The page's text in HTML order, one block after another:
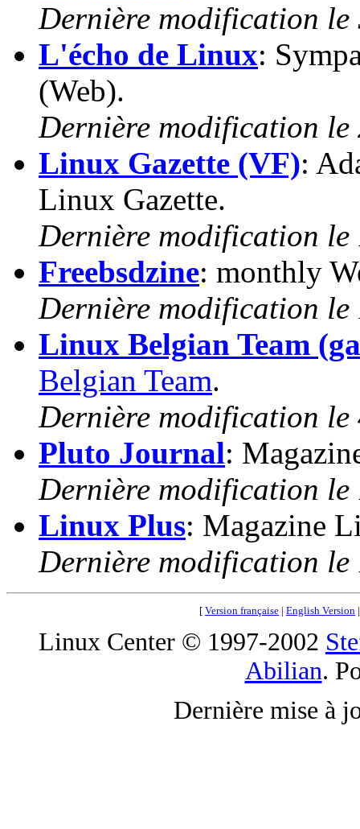
Dernière modification le
L'écho de Linux:
(Web).
Dernière modification
Linux Gazette (VF):
Linux Gazette.
Dernière modification le
Freebsdzine: monthly
Dernière modification
Linux Belgian Team
Belgian Team.
Dernière modification
Pluto Journal:
Dernière modification le
Linux Plus: Magazine
Dernière modification le
[ Version française | English Version
Linux Center © 1997-2002
Abilian.
Dernière mise à